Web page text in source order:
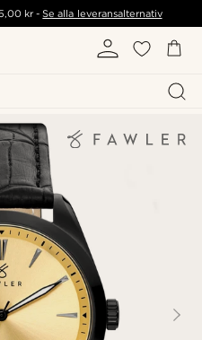
kr -Se alla leveransalternativ